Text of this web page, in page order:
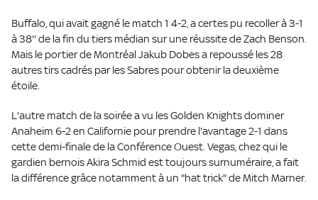
Buffalo, qui avait gagné le match 1 4-2, a certes pu recoller à 3-1
à 38'' de la fin du tiers médian sur une réussite de Zach Benson.
Mais le portier de Montréal Jakub Dobes a repoussé les 28
autres tirs cadrés par les Sabres pour obtenir la deuxième
étoile.
L'autre match de la soirée a vu les Golden Knights dominer
Anaheim 6-2 en Californie pour prendre l'avantage 2-1 dans
cette demi-finale de la Conférence Ouest. Vegas, chez qui le
gardien bernois Akira Schmid est toujours surnuméraire, a fait
la différence grâce notamment à un "hat trick" de Mitch Marner.